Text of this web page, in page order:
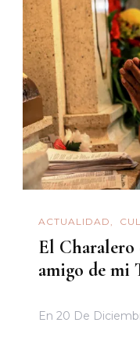
ACTUALIDAD
El Charalero
amigo de mi
En 20 De